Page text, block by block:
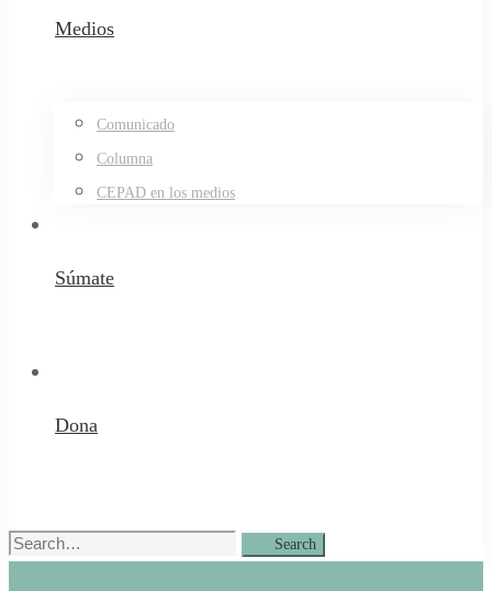
Medios
Comunicado
Columna
CEPAD en los medios
Súmate
Dona
Search
Search